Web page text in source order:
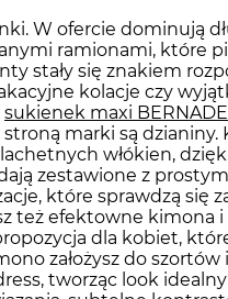
W ofercie dominują
ramionami, które
stały się znakiem
kolacje czy
sukienek maxi
marki są dzianiny.
włókien,
zestawione z
które sprawdzą się
też efektowne kimona
dla kobiet,
założysz do
tworząc look